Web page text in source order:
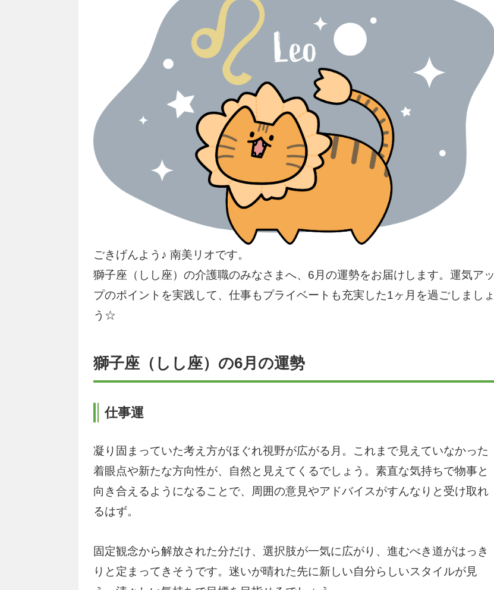
ごきげんよう♪ 南美リオです。
獅子座（しし座）の介護職のみなさまへ、6月の運勢をお届けします。運気アッ
プのポイントを実践して、仕事もプライベートも充実した1ヶ月を過ごしましょ
う☆
獅子座（しし座）の6月の運勢
仕事運
凝り固まっていた考え方がほぐれ視野が広がる月。これまで見えていなかった
着眼点や新たな方向性が、自然と見えてくるでしょう。素直な気持ちで物事と
向き合えるようになることで、周囲の意見やアドバイスがすんなりと受け取れ
るはず。
固定観念から解放された分だけ、選択肢が一気に広がり、進むべき道がはっき
りと定まってきそうです。迷いが晴れた先に新しい自分らしいスタイルが見